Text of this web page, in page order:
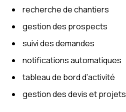
recherche de chantiers
gestion des prospects
suivi des demandes
notifications automatiques
tableau de bord d’activité
gestion des devis et projets